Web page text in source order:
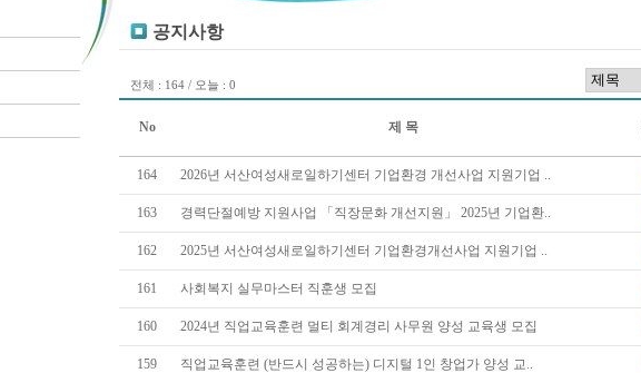
공지사항
전체 : 164 / 오늘 : 0
No 제 목
164 2026년 서산여성새로일하기센터 기업환경 개선사업 지원기업 ..
163 경력단절예방 지원사업 「직장문화 개선지원」 2025년 기업환..
162 2025년 서산여성새로일하기센터 기업환경개선사업 지원기업 ..
161 사회복지 실무마스터 직훈생 모집
160 2024년 직업교육훈련 멀티 회계경리 사무원 양성 교육생 모집
159 직업교육훈련 (반드시 성공하는) 디지털 1인 창업가 양성 교..